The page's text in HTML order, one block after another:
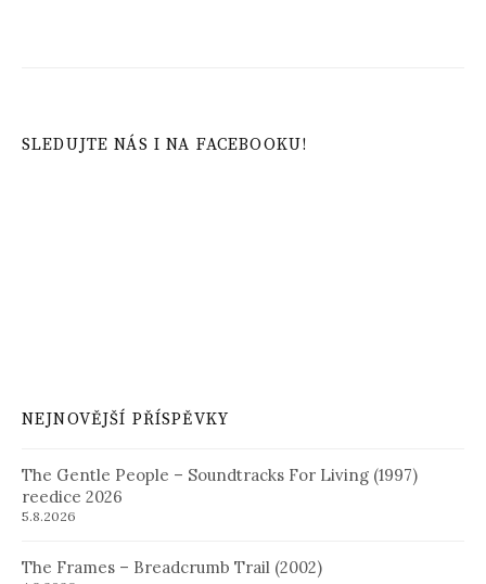
SLEDUJTE NÁS I NA FACEBOOKU!
NEJNOVĚJŠÍ PŘÍSPĚVKY
The Gentle People – Soundtracks For Living (1997)
reedice 2026
5.8.2026
The Frames – Breadcrumb Trail (2002)